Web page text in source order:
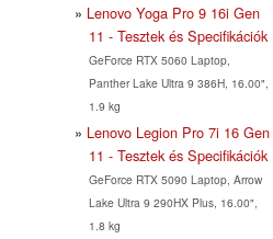
Lenovo Yoga Pro 9 16i Gen
11 - Tesztek és Specifikációk
GeForce RTX 5060 Laptop,
Panther Lake Ultra 9 386H, 16.00",
1.9 kg
Lenovo Legion Pro 7i 16 Gen
11 - Tesztek és Specifikációk
GeForce RTX 5090 Laptop, Arrow
Lake Ultra 9 290HX Plus, 16.00",
1.8 kg